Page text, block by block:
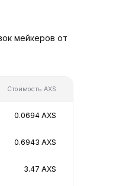
мейкеров от
Стоимость AXS
0.0694 AXS
0.6943 AXS
3.47 AXS